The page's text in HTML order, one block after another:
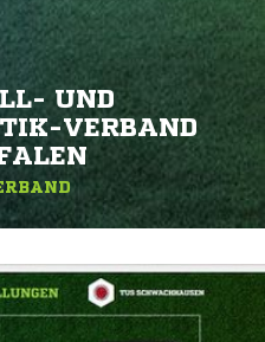
UND L
VERBAND W